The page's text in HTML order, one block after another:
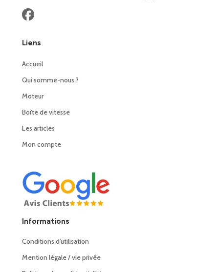
Liens
Accueil
Qui somme-nous ?
Moteur
Boîte de vitesse
Les articles
Mon compte
Informations
Conditions d’utilisation
Mention légale / vie privée